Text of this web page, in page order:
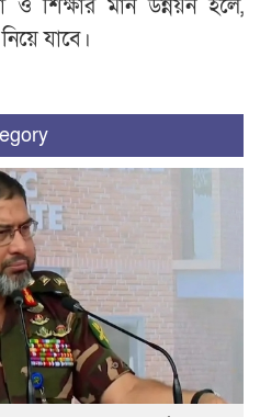
শিক্ষার মান উন্নয়ন হলে,
যাবে।